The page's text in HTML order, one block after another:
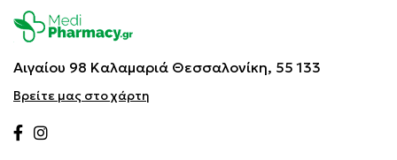
Αιγαίου 98 Καλαμαριά Θεσσαλονίκη, 55 133
Βρείτε μας στο χάρτη